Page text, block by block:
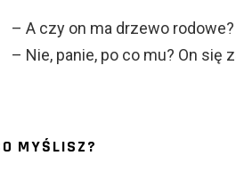
– A czy on ma drzewo rodowe?
– Nie, panie, po co mu? On się
MYŚLISZ?